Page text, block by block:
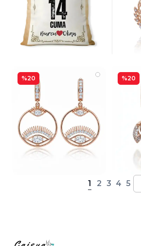
%20 %20
1 2 3 4 5